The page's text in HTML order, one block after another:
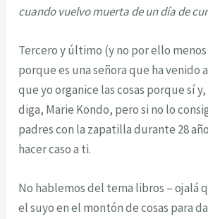
cuando vuelvo muerta de un día de
Tercero y último (y no por ello
porque es una señora que ha venido
que yo organice las cosas porque sí
diga, Marie Kondo, pero si no lo
padres con la zapatilla durante 28
hacer caso a ti.
No hablemos del tema libros – ojalá
el suyo en el montón de cosas para